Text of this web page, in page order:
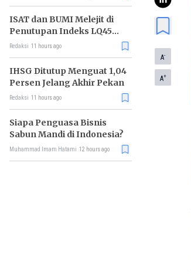
ISAT dan BUMI Melejit di
Penutupan Indeks LQ45
Hari Ini
Redaksi 11 hours ago
IHSG Ditutup Menguat 1,04
Persen Jelang Akhir Pekan
Redaksi 11 hours ago
Siapa Penguasa Bisnis
Sabun Mandi di Indonesia?
Muhammad Imam Hatami 12 hours ago
A-
A+